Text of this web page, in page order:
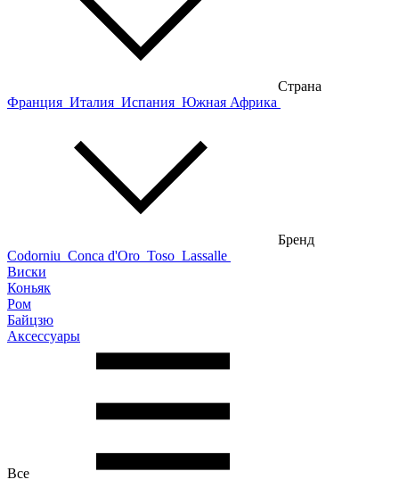
Страна
Франция Италия Испания Южная Африка
Бренд
Codorniu Conca d'Oro Toso Lassalle
Виски
Коньяк
Ром
Байцзю
Аксессуары
Все